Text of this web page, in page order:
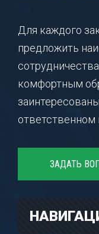
Для каждого
предложить
комфортным
ответственном
ЗАДАТЬ